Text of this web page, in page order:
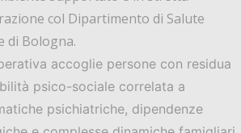
col Dipartimento di Salute
di Bologna.
accoglie persone con residua
psico-sociale correlata a
psichiatriche, dipendenze